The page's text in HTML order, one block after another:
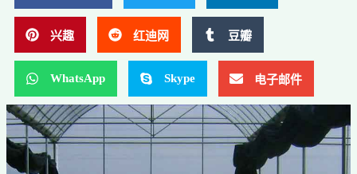
兴趣 红迪网 豆瓣
WhatsApp Skype 电子邮件